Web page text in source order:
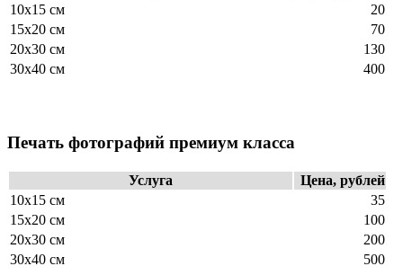
10х15 см
20
15х20 см
70
20х30 см
130
30х40 см
400
Печать фотографий премиум класса
Услуга
Цена, рублей
10х15 см
35
15х20 см
100
20х30 см
200
30х40 см
500